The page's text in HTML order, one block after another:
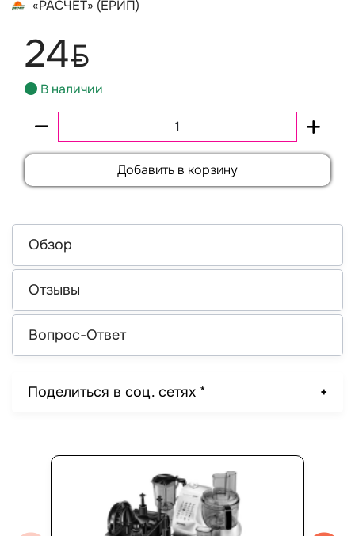
«РАСЧЕТ» (ЕРИП)
24BYN
В наличии
Добавить в корзину
Обзор
Отзывы
Вопрос-Ответ
Поделиться в соц. сетях *